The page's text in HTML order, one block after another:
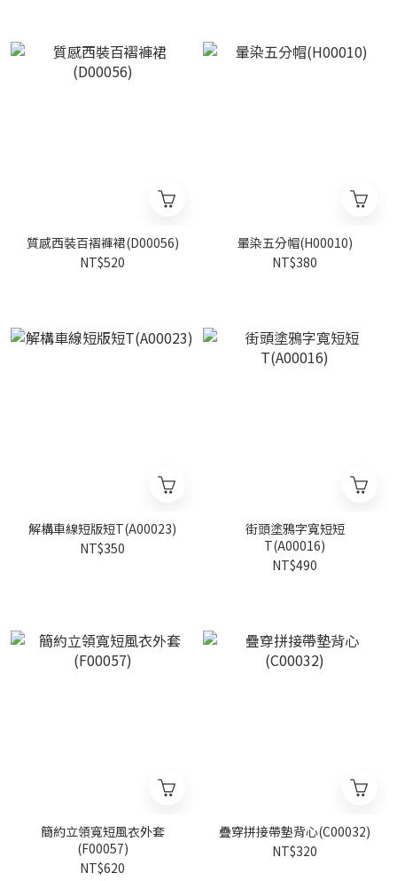
質感西裝百褶褲裙(D00056)
NT$520
暈染五分帽(H00010)
NT$380
解構車線短版短T(A00023)
NT$350
街頭塗鴉字寬短短
T(A00016)
NT$490
簡約立領寬短風衣外套
(F00057)
NT$620
疊穿拼接帶墊背心(C00032)
NT$320